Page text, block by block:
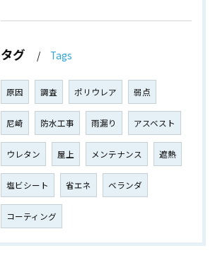
タグ Tags
原因 調査 ポリウレア 弱点
尼崎 防水工事 雨漏り アスベスト
ウレタン 屋上 メンテナンス 遮熱
塩ビシート 省エネ ベランダ
コーティング